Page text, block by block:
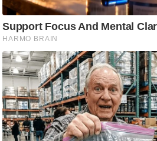
स्टा
इ
ल
टे
क्नॉ
लॉ
जी
ब्यू
टी